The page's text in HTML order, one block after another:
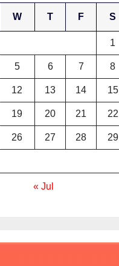
W T F S
1
5 6 7 8
12 13 14 15
19 20 21 22
26 27 28 29
« Jul